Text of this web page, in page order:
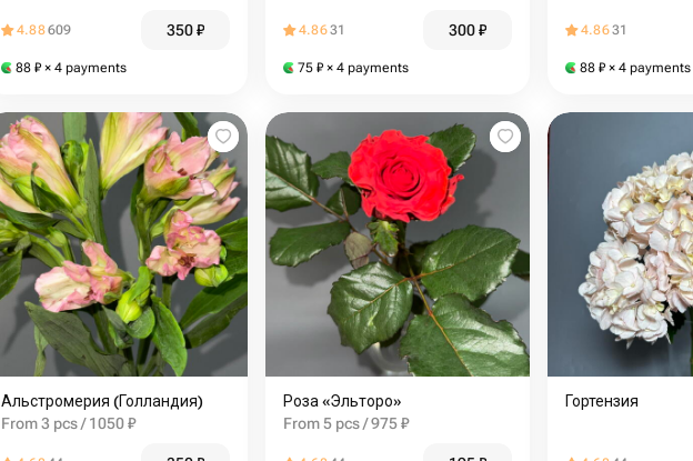
4.88609 350₽
88 ₽ × 4 payments
4.8631 300₽
75 ₽ × 4 payments
4.8631
88 ₽ × 4 payments
Альстромерия (Голландия)
From 3 pcs / 1050 ₽
Роза «Эльторо»
From 5 pcs / 975 ₽
Гортензия